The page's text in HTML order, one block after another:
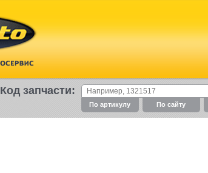
Код запчасти:
По артикулу По cайту